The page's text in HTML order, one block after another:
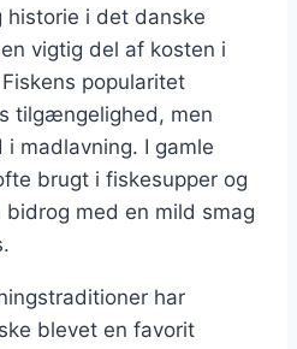
historie i det danske
vigtig del af kosten i
popularitet
tilgængelighed, men
madlavning. I gamle
brugt i fiskesupper og
med en mild smag
har
blevet en favorit